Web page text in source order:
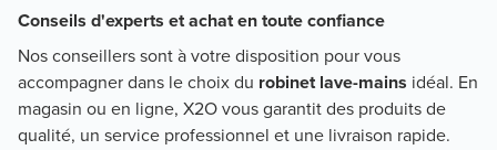
Conseils d'experts et achat en toute confiance
Nos conseillers sont à votre disposition pour vous
accompagner dans le choix du robinet lave-mains idéal. En
magasin ou en ligne, X2O vous garantit des produits de
qualité, un service professionnel et une livraison rapide.